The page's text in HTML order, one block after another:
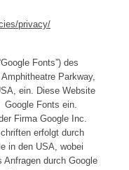
privacy/
Fonts”) des
Parkway,
ein. Diese Website
Google Fonts ein.
Firma Google Inc.
erfolgt durch
in den USA, wobei
durch Google